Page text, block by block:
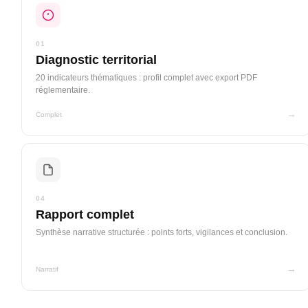
01
Diagnostic territorial
20 indicateurs thématiques : profil complet avec export PDF
réglementaire.
Complet →
04
Rapport complet
Synthèse narrative structurée : points forts, vigilances et conclusion.
Narratif →